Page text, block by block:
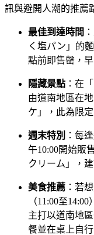
訊與避開人潮的推薦
最佳到達時間
く塩パン」的
點前即售罄，
隱藏景點 ：在
由道南地區在
ケ」，此為限
週末特別 ：每
午10:00開始販
クリーム」，
美食推薦 ：若
（11:00至
主打以道南地
餐並在桌上自行